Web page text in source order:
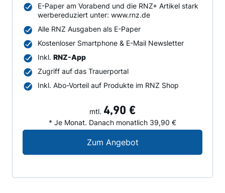
E-Paper am Vorabend und die RNZ+ Artikel stark
werbereduziert unter: www.rnz.de
Alle RNZ Ausgaben als E-Paper
Kostenloser Smartphone & E-Mail Newsletter
Inkl. RNZ-App
Zugriff auf das Trauerportal
Inkl. Abo-Vorteil auf Produkte im RNZ Shop
mtl. 4,90 €
* Je Monat. Danach monatlich 39,90 €
Zum AngebotDigital-Angebot für